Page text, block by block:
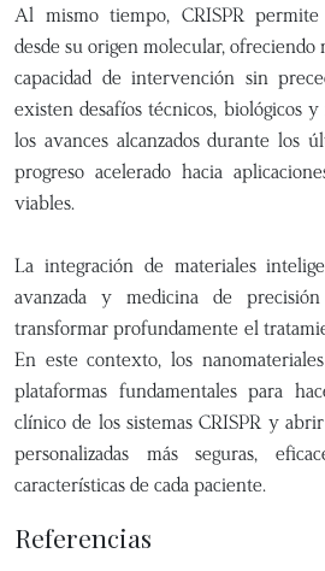
Al mismo tiempo, CRISPR
desde su origen molecular,
capacidad de intervención sin
existen desafíos técnicos, biológicos
los avances alcanzados durante los
progreso acelerado hacia
viables.
La integración de materiales
avanzada y medicina de
transformar profundamente el
En este contexto, los
plataformas fundamentales para
clínico de los sistemas CRISPR y
personalizadas más seguras,
características de cada paciente.
Referencias